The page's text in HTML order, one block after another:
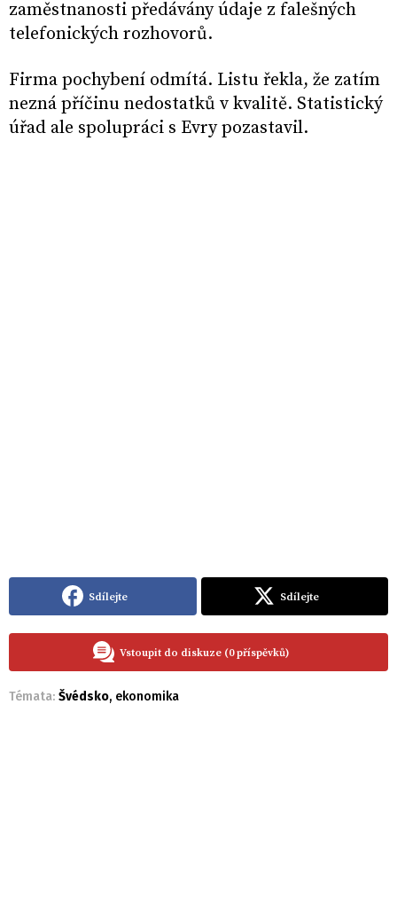
zaměstnanosti předávány údaje z falešných
telefonických rozhovorů.
Firma pochybení odmítá. Listu řekla, že zatím
nezná příčinu nedostatků v kvalitě. Statistický
úřad ale spolupráci s Evry pozastavil.
Sdílejte Sdílejte
Vstoupit do diskuze (0 příspěvků)
Témata: Švédsko, ekonomika